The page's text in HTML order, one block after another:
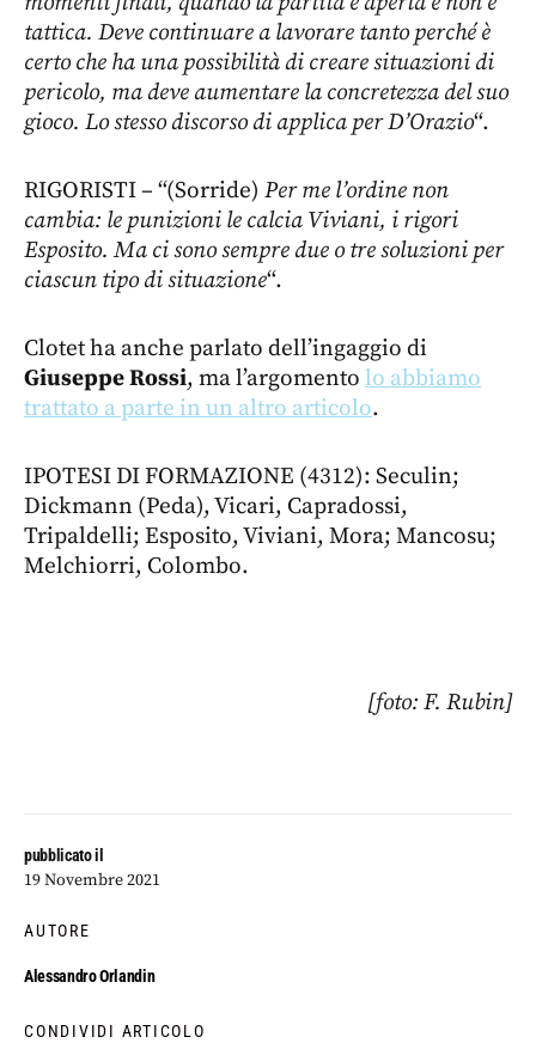
pubblicato il
19 Novembre 2021
AUTORE
Alessandro Orlandin
CONDIVIDI ARTICOLO
tattica. Deve continuare a lavorare tanto perché è
certo che ha una possibilità di creare situazioni di
pericolo, ma deve aumentare la concretezza del suo
gioco. Lo stesso discorso di applica per D’Orazio“.
RIGORISTI – “(Sorride) Per me l’ordine non
cambia: le punizioni le calcia Viviani, i rigori
Esposito. Ma ci sono sempre due o tre soluzioni per
ciascun tipo di situazione“.
Clotet ha anche parlato dell’ingaggio di
Giuseppe Rossi, ma l’argomento lo abbiamo
trattato a parte in un altro articolo.
IPOTESI DI FORMAZIONE (4312): Seculin;
Dickmann (Peda), Vicari, Capradossi,
Tripaldelli; Esposito, Viviani, Mora; Mancosu;
Melchiorri, Colombo.
[foto: F. Rubin]